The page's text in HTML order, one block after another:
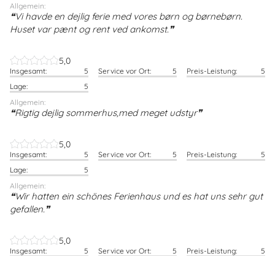
Allgemein:
Vi havde en dejlig ferie med vores børn og børnebørn.
Huset var pænt og rent ved ankomst.
5,0
Insgesamt: 5 Service vor Ort: 5 Preis-Leistung:
5
Lage:
5
Allgemein:
Rigtig dejlig sommerhus,med meget udstyr
5,0
Insgesamt: 5 Service vor Ort: 5 Preis-Leistung:
5
Lage:
5
Allgemein:
Wir hatten ein schönes Ferienhaus und es hat uns sehr gut
gefallen.
5,0
Insgesamt: 5 Service vor Ort: 5 Preis-Leistung:
5